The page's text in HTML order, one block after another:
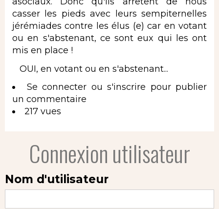
casser les pieds avec leurs sempiternelles
jérémiades contre les élus (e) car en votant
ou en s'abstenant, ce sont eux qui les ont
mis en place !
OUI, en votant ou en s'abstenant...
Se connecter ou s'inscrire pour publier
un commentaire
217 vues
Connexion utilisateur
Nom d'utilisateur